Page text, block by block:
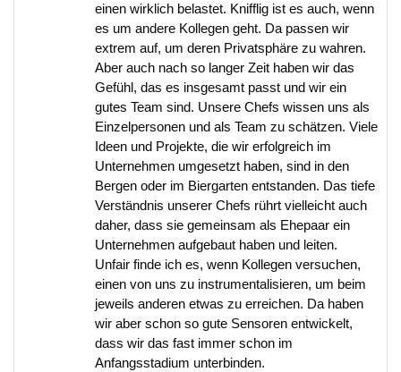
einen wirklich belastet. Knifflig ist es auch, wenn
es um andere Kollegen geht. Da passen wir
extrem auf, um deren Privatsphäre zu wahren.
Aber auch nach so langer Zeit haben wir das
Gefühl, das es insgesamt passt und wir ein
gutes Team sind. Unsere Chefs wissen uns als
Einzelpersonen und als Team zu schätzen. Viele
Ideen und Projekte, die wir erfolgreich im
Unternehmen umgesetzt haben, sind in den
Bergen oder im Biergarten entstanden. Das tiefe
Verständnis unserer Chefs rührt vielleicht auch
daher, dass sie gemeinsam als Ehepaar ein
Unternehmen aufgebaut haben und leiten.
Unfair finde ich es, wenn Kollegen versuchen,
einen von uns zu instrumentalisieren, um beim
jeweils anderen etwas zu erreichen. Da haben
wir aber schon so gute Sensoren entwickelt,
dass wir das fast immer schon im
Anfangsstadium unterbinden.